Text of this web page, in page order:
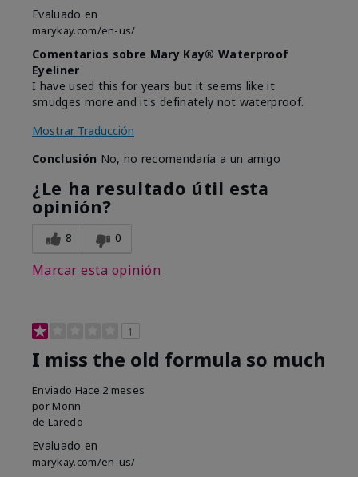
Evaluado en
marykay.com/en-us/
Comentarios sobre Mary Kay® Waterproof
Eyeliner
I have used this for years but it seems like it
smudges more and it's definately not waterproof.
Mostrar Traducción
Conclusión No, no recomendaría a un amigo
¿Le ha resultado útil esta
opinión?
8 0
Marcar esta opinión
1
I miss the old formula so much
Enviado Hace 2 meses
por Monn
de Laredo
Evaluado en
marykay.com/en-us/